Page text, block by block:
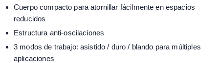
Cuerpo compacto para atornillar fácilmente en espacios
reducidos
Estructura anti-oscilaciones
3 modos de trabajo: asistido / duro / blando para múltiples
aplicaciones